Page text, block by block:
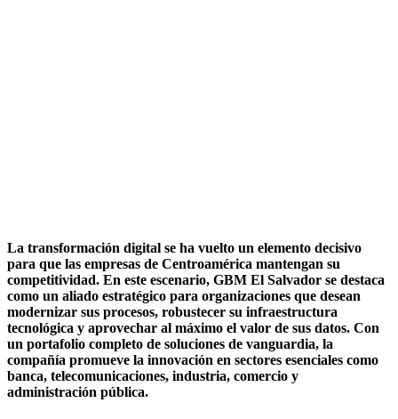
La transformación digital se ha vuelto un elemento decisivo
para que las empresas de Centroamérica mantengan su
competitividad. En este escenario, GBM El Salvador se destaca
como un aliado estratégico para organizaciones que desean
modernizar sus procesos, robustecer su infraestructura
tecnológica y aprovechar al máximo el valor de sus datos. Con
un portafolio completo de soluciones de vanguardia, la
compañía promueve la innovación en sectores esenciales como
banca, telecomunicaciones, industria, comercio y
administración pública.